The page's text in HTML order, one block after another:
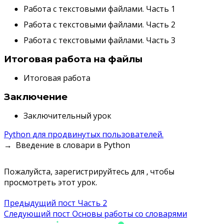
Работа с текстовыми файлами. Часть 1
Работа с текстовыми файлами. Часть 2
Работа с текстовыми файлами. Часть 3
Итоговая работа на файлы
Итоговая работа
Заключение
Заключительный урок
Python для продвинутых пользователей.
Введение в словари в Python
Пожалуйста, зарегистрируйтесь для , чтобы
просмотреть этот урок.
Навигация
по
Предыдущий пост Часть 2
Следующий пост Основы работы со словарями